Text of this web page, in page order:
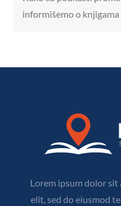
informišemo o knjigama
Lorem ipsum dolor
elit, sed do eiusmod